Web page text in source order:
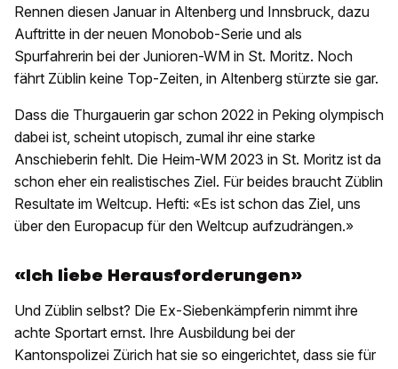
Rennen diesen Januar in Altenberg und Innsbruck, dazu
Auftritte in der neuen Monobob-Serie und als
Spurfahrerin bei der Junioren-WM in St. Moritz. Noch
fährt Züblin keine Top-Zeiten, in Altenberg stürzte sie gar.
Dass die Thurgauerin gar schon 2022 in Peking olympisch
dabei ist, scheint utopisch, zumal ihr eine starke
Anschieberin fehlt. Die Heim-WM 2023 in St. Moritz ist da
schon eher ein realistisches Ziel. Für beides braucht Züblin
Resultate im Weltcup. Hefti: «Es ist schon das Ziel, uns
über den Europacup für den Weltcup aufzudrängen.»
«Ich liebe Herausforderungen»
Und Züblin selbst? Die Ex-Siebenkämpferin nimmt ihre
achte Sportart ernst. Ihre Ausbildung bei der
Kantonspolizei Zürich hat sie so eingerichtet, dass sie für